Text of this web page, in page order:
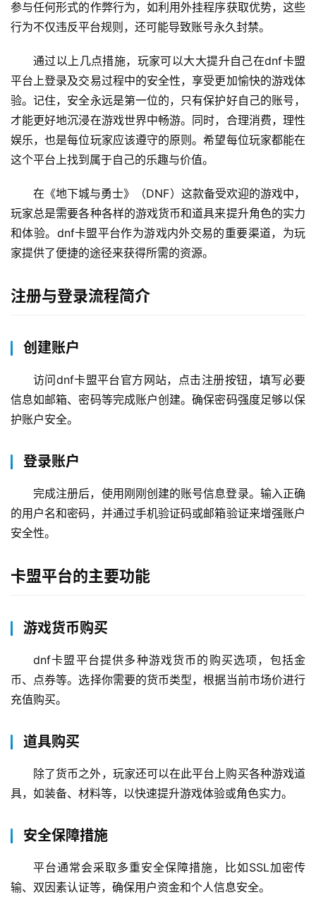
参与任何形式的作弊行为，如利用外挂程序获取优势，这些
行为不仅违反平台规则，还可能导致账号永久封禁。
通过以上几点措施，玩家可以大大提升自己在dnf卡盟
平台上登录及交易过程中的安全性，享受更加愉快的游戏体
验。记住，安全永远是第一位的，只有保护好自己的账号，
才能更好地沉浸在游戏世界中畅游。同时，合理消费，理性
娱乐，也是每位玩家应该遵守的原则。希望每位玩家都能在
这个平台上找到属于自己的乐趣与价值。
在《地下城与勇士》（DNF）这款备受欢迎的游戏中，
玩家总是需要各种各样的游戏货币和道具来提升角色的实力
和体验。dnf卡盟平台作为游戏内外交易的重要渠道，为玩
家提供了便捷的途径来获得所需的资源。
注册与登录流程简介
创建账户
访问dnf卡盟平台官方网站，点击注册按钮，填写必要
信息如邮箱、密码等完成账户创建。确保密码强度足够以保
护账户安全。
登录账户
完成注册后，使用刚刚创建的账号信息登录。输入正确
的用户名和密码，并通过手机验证码或邮箱验证来增强账户
安全性。
卡盟平台的主要功能
游戏货币购买
dnf卡盟平台提供多种游戏货币的购买选项，包括金
币、点券等。选择你需要的货币类型，根据当前市场价进行
充值购买。
道具购买
除了货币之外，玩家还可以在此平台上购买各种游戏道
具，如装备、材料等，以快速提升游戏体验或角色实力。
安全保障措施
平台通常会采取多重安全保障措施，比如SSL加密传
输、双因素认证等，确保用户资金和个人信息安全。